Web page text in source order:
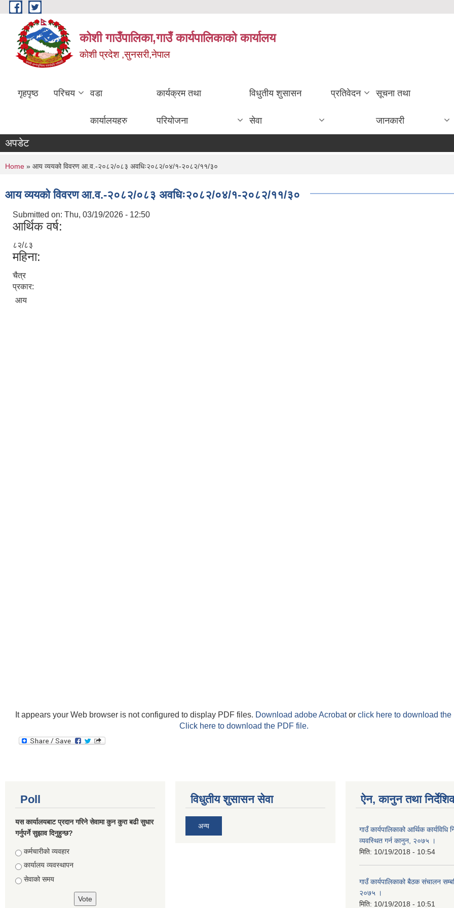
Skip to main content
कोशी गाउँपालिका,गाउँ कार्यपालिकाको कार्यालय
काेशी प्रदेश ,सुनसरी,नेपाल
गृहपृष्ठ परिचय वडा
कार्यालयहरु
कार्यक्रम तथा
परियोजना
विधुतीय शुसासन
सेवा
प्रतिवेदन सूचना तथा
जानकारी
अपडेट
You are here
Home » आय व्ययको विवरण आ.व.-२०८२/०८३ अवधिः२०८२/०४/१-२०८२/११/३०
आय व्ययको विवरण आ.व.-२०८२/०८३ अवधिः२०८२/०४/१-२०८२/११/३०
Submitted on: Thu, 03/19/2026 - 12:50
आर्थिक वर्ष:
८२/८३
महिना:
चैत्र
प्रकार:
आय
It appears your Web browser is not configured to display PDF files. Download adobe Acrobator click here to download the
Click here to download the PDF file.
Poll
यस कार्यालयबाट प्रदान गरिने सेवामा कुन कुरा बढी सुधार
गर्नुपर्ने सुझाव दिनुहुन्छ?
Choices
कर्मचारीको व्यवहार
कार्यालय व्यवस्थापन
सेवाको समय
विधुतीय शुसासन सेवा
अन्य
ऐन, कानुन तथा
गाउँ कार्यपालिकाको आर्थिक कार्यविधि
व्यवस्थित गर्न कानुन, २०७५ ।
मिति: 10/19/2018 - 10:54
गाउँ कार्यपालिकाको बैठक संचालन
२०७५ ।
मिति: 10/19/2018 - 10:51